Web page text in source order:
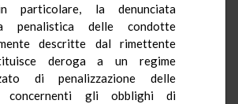
particolare, la denunciata
penalistica delle condotte
descritte dal rimettente
deroga a un regime
di penalizzazione delle
concernenti gli obblighi di